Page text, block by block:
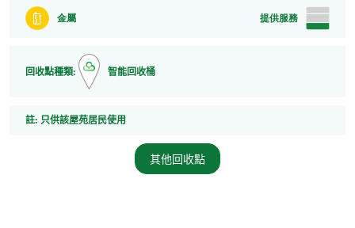
金屬 提供服務
回收點種類: 智能回收桶
註: 註
只供該屋苑居民使用
其他回收點